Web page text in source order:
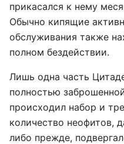
прикасался к нему
Обычно кипящие
обслуживания также
полном бездействии.
Лишь одна часть
полностью
происходил набор и
количество неофитов,
либо прежде,